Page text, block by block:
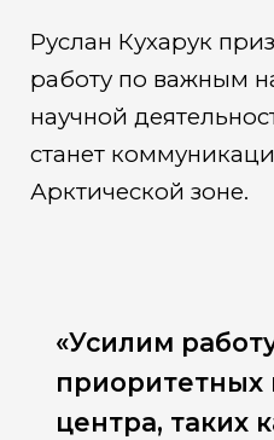
Руслан Кухарук
работу по важным
научной
станет
Арктической зоне.
«Усилим
приоритетных
центра, таких